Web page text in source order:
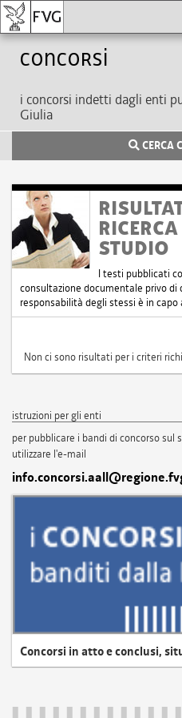
Concorsi
i concorsi indetti dagli enti
Giulia
CERCA
STUDIO
I testi pubblicati
consultazione documentale privo di
responsabilità degli stessi è in
Non ci sono risultati per i criteri
istruzioni per gli enti
per pubblicare i bandi di concorso
utilizzare l'e-mail
Concorsi in atto e conclusi,